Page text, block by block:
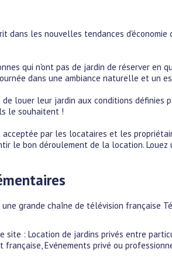
dans les nouvelles tendances
qui n'ont pas de jardin de réserver en
dans une ambiance naturelle et un
louer leur jardin aux conditions définies
le souhaitent !
par les locataires et les
le bon déroulement de la location. Louez
grande chaîne de télévision française
site : Location de jardins privés entre
Evénements privé ou